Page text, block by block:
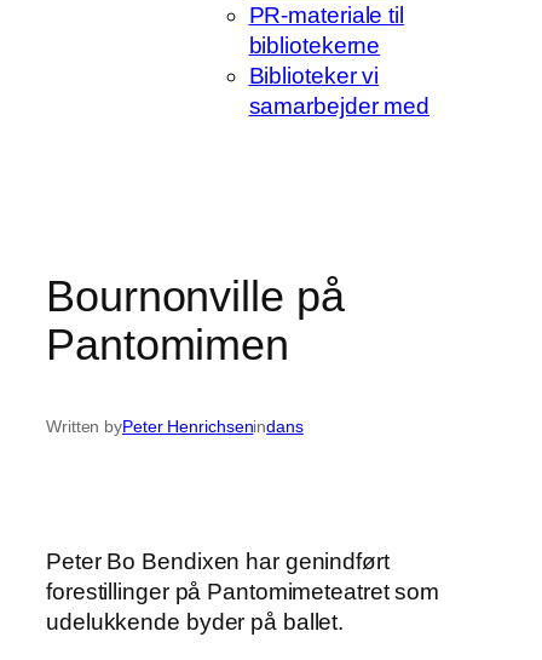
PR-materiale til
bibliotekerne
Biblioteker vi
samarbejder med
Bournonville på
Pantomimen
Written byPeter Henrichsenindans
Peter Bo Bendixen har genindført
forestillinger på Pantomimeteatret som
udelukkende byder på ballet.